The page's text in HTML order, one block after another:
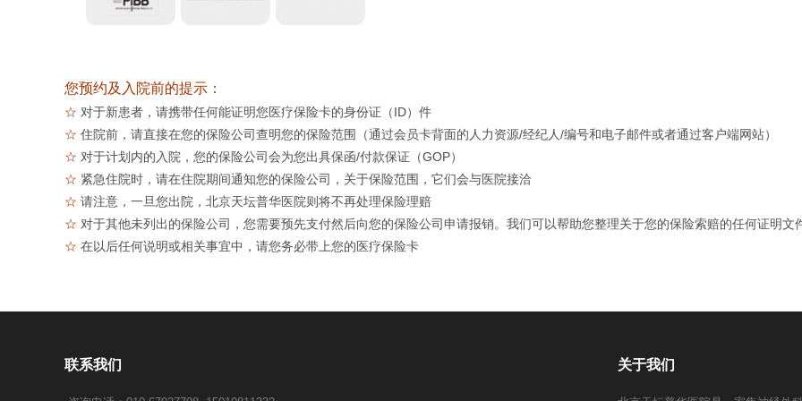
您预约及入院前的提示：
☆ 对于新患者，请携带任何能证明您医疗保险卡的身份证（ID）件
☆ 住院前，请直接在您的保险公司查明您的保险范围（通过会员卡背面的人力资源/经纪人/编号和电子邮件或者通过客户端网站）
☆ 对于计划内的入院，您的保险公司会为您出具保函/付款保证（GOP）
☆ 紧急住院时，请在住院期间通知您的保险公司，关于保险范围，它们会与医院接洽
☆ 请注意，一旦您出院，北京天坛普华医院则将不再处理保险理赔
☆ 对于其他未列出的保险公司，您需要预先支付然后向您的保险公司申请报销。我们可以帮助您整理关于您的保险索赔的任何证明文
☆ 在以后任何说明或相关事宜中，请您务必带上您的医疗保险卡
联系我们 关于我们